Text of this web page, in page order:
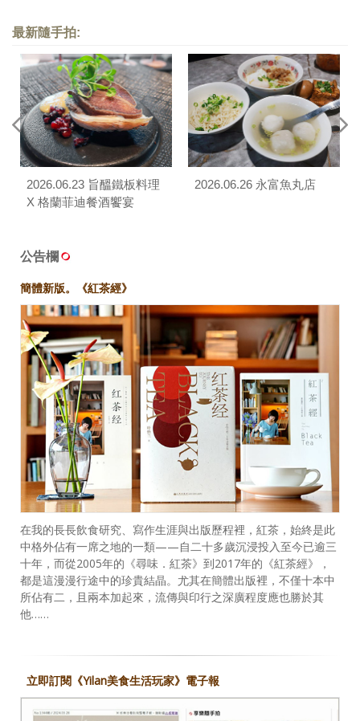
最新隨手拍:
2026.06.23 旨醞鐵板料理
X 格蘭菲迪餐酒饗宴
2026.06.26 永富魚丸店
公告欄
簡體新版。《紅茶經》
在我的長長飲食研究、寫作生涯與出版歷程裡，紅茶，始終是此
中格外佔有一席之地的一類——自二十多歲沉浸投入至今已逾三
十年，而從2005年的《尋味．紅茶》到2017年的《紅茶經》，
都是這漫漫行途中的珍貴結晶。尤其在簡體出版裡，不僅十本中
所佔有二，且兩本加起來，流傳與印行之深廣程度應也勝於其
他……
立即訂閱《Yilan美食生活玩家》電子報